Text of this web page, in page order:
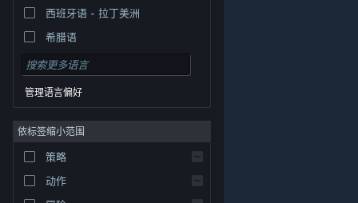
© Valve Corporation。保留所有权利。所有商标均为其在
律信息| 无障碍
西班牙语 - 拉丁美洲
希腊语
管理语言偏好
依标签缩小范围
策略
动作